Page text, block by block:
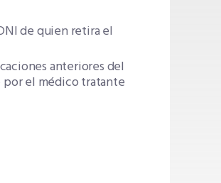
de quien retira el
anteriores del
el médico tratante